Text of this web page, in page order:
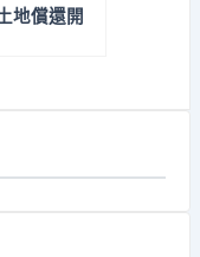
地償還開